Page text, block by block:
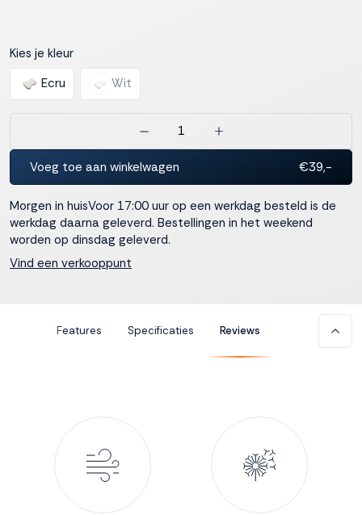
weten? Lees
dit overzichtvoor
alle
accepteren geef je
toestemming voor
cookies. Kies je voor
Weigeren? Dan
plaatsen we alleen
functionele en
Accepteren
Kies je kleur
Ecru
Wit
Voeg toe aan winkelwagen €39,-
Morgen in huisVoor 17:00 uur op een werkdag besteld is de
werkdag daarna geleverd. Bestellingen in het weekend
worden op dinsdag geleverd.
Vind een verkooppunt
Features Specificaties Reviews